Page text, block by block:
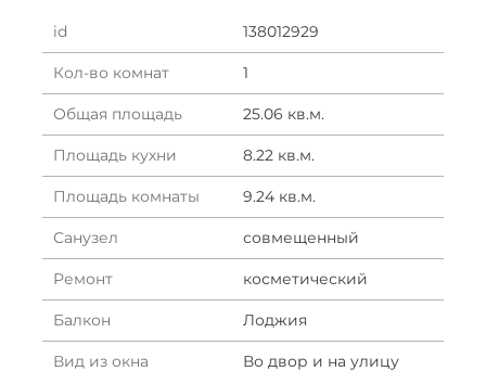
id 138012929
Кол-во комнат 1
Общая площадь 25.06 кв.м.
Площадь кухни 8.22 кв.м.
Площадь комнаты 9.24 кв.м.
Санузел совмещенный
Ремонт косметический
Балкон Лоджия
Вид из окна Во двор и на улицу